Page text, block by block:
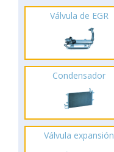
Válvula de EGR
Condensador
Válvula expansión